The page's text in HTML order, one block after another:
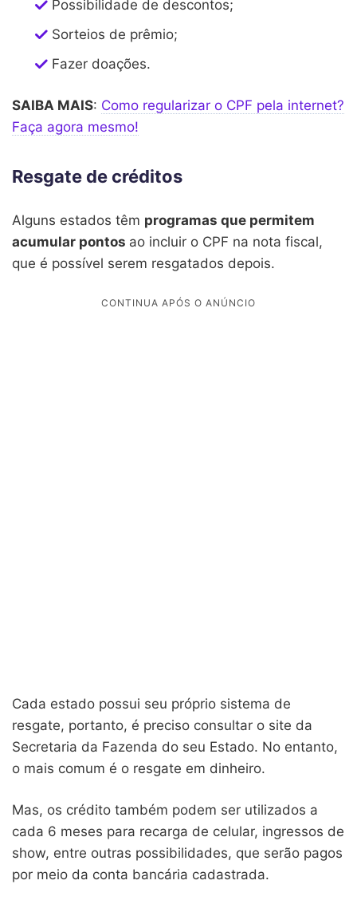
Possibilidade de descontos;
Sorteios de prêmio;
Fazer doações.
SAIBA MAIS: Como regularizar o CPF pela internet?
Faça agora mesmo!
Resgate de créditos
Alguns estados têm programas que permitem
acumular pontos ao incluir o CPF na nota fiscal,
que é possível serem resgatados depois.
Cada estado possui seu próprio sistema de
resgate, portanto, é preciso consultar o site da
Secretaria da Fazenda do seu Estado. No entanto,
o mais comum é o resgate em dinheiro.
Mas, os crédito também podem ser utilizados a
cada 6 meses para recarga de celular, ingressos de
show, entre outras possibilidades, que serão pagos
por meio da conta bancária cadastrada.